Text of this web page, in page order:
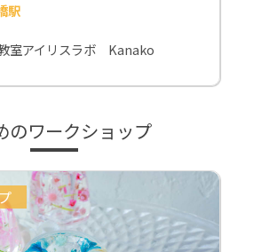
駅
室アイリスラボ Kanako
のワークショップ